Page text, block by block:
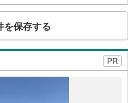
ではキッズスペースも完備！お
非お越しください。営業時間:10:0
曜日※店舗により変動あり）現地の
うぞお気軽にお問い合わせくだ
を保存する
PR